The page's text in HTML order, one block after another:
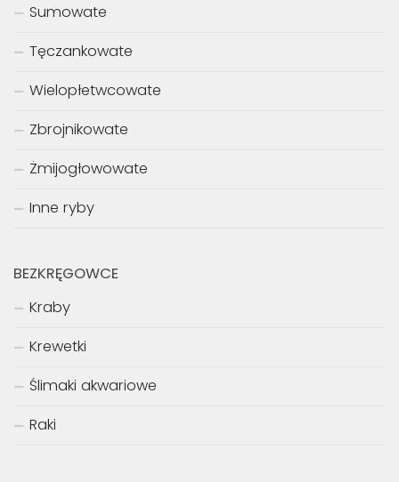
Sumowate
Tęczankowate
Wielopłetwcowate
Zbrojnikowate
Żmijogłowowate
Inne ryby
BEZKRĘGOWCE
Kraby
Krewetki
Ślimaki akwariowe
Raki